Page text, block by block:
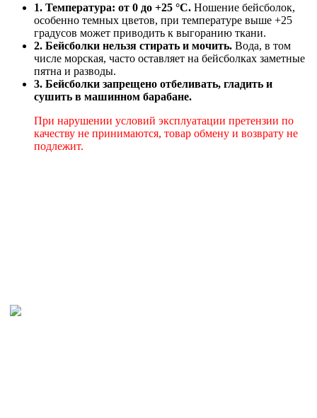
1. Температура: от 0 до +25 °C. Ношение бейсболок,
особенно темных цветов, при температуре выше +25
градусов может приводить к выгоранию ткани.
2. Бейсболки нельзя стирать и мочить. Вода, в том
числе морская, часто оставляет на бейсболках заметные
пятна и разводы.
3. Бейсболки запрещено отбеливать, гладить и
сушить в машинном барабане.
При нарушении условий эксплуатации претензии по
качеству не принимаются, товар обмену и возврату не
подлежит.